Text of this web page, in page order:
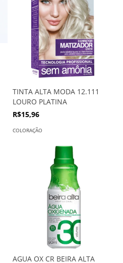
TINTA ALTA MODA 12.111
LOURO PLATINA
R$15,96
COLORAÇÃO
AGUA OX CR BEIRA ALTA